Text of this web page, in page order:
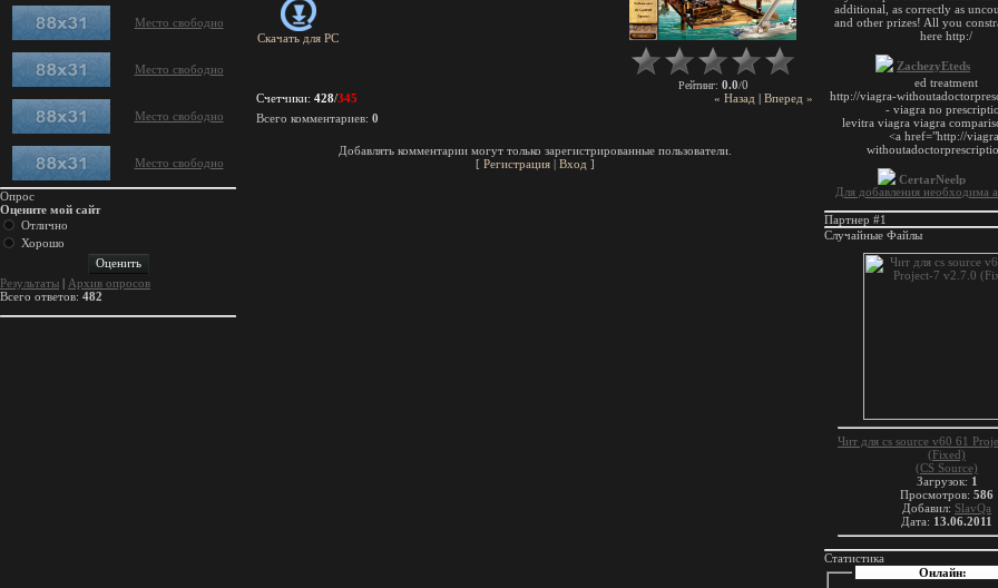
Место свободно
Место свободно
Место свободно
Место свободно
Опрос
Оцените мой сайт
Отлично
Хорошо
Результаты | Архив опросов
Всего ответов: 482
Скачать для PC
Рейтинг: 0.0/0
« Назад | Вперед »
Счетчики: 428/345
Всего комментариев: 0
Добавлять комментарии могут только зарегистрированные пользователи.
[ Регистрация| Вход ]
Для добавления необходима
Партнер #1
Случайные Файлы
Чит для cs source v60 61
(Fixed)
(CS Source)
Загрузок: 1
Просмотров: 586
Добавил: SlavQa
Дата: 13.06.2011
Статистика
Онлайн: